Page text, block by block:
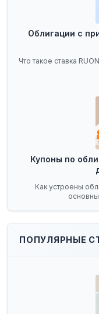
Облигации с
Что такое ставка
Купоны по
Как устроены
ПОПУЛЯРНЫЕ